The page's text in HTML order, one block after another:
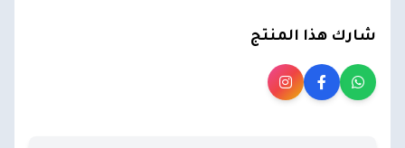
شارك هذا المنتج